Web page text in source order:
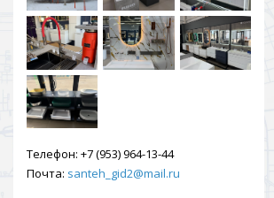
Телефон: +7 (953) 964-13-44
Почта: santeh_gid2@mail.ru